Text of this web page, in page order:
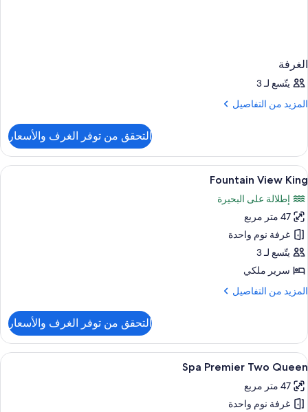
الغرفة
يتّسع لـ 3
المزيد من التفاصيل
المزيد
الغرفة
التحقق من توفر الغرف والأسعار
استعراض
جميع
صور
Fountain
View
King
أغطية فراش متميزة وأسرّة بطبقة علوية
5
Fountain View King
إطلالة على البحيرة
47 متر مربع
غرفة نوم واحدة
يتّسع لـ 3
سرير ملكي
المزيد من التفاصيل
المزيد
Fountain
View
King
التحقق من توفر الغرف والأسعار
استعراض
جميع
صور
Spa
أغطية فراش متميزة وأسرّة بطبقة علوية
5
Spa Premier Two Queen
47 متر مربع
غرفة نوم واحدة